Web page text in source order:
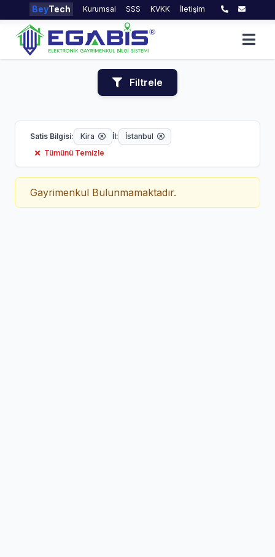
BeyTech Kurumsal SSS KVKK İletişim
Filtrele
Satis Bilgisi: Kira İl:
İstanbul
Tümünü Temizle
Gayrimenkul Bulunmamaktadır.